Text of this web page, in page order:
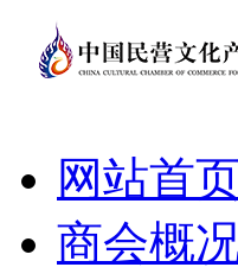
网站首
商会概